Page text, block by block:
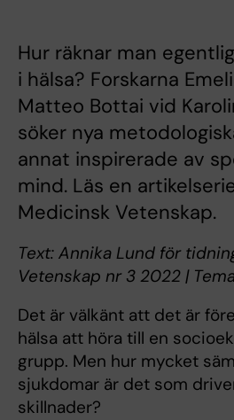
Hur räknar man
i hälsa? Forskarna
Matteo Bottai vid
söker nya
annat inspirerade av
mind. Läs en
Medicinsk Vetenskap.
Text: Annika Lund för
Vetenskap nr 3 2022 |
Det är välkänt att det är
hälsa att höra till en
grupp. Men hur mycket
sjukdomar är det som
skillnader?